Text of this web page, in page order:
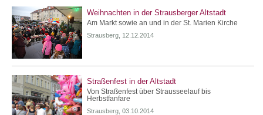
Weihnachten in der Strausberger Altstadt
Am Markt sowie an und in der St. Marien Kirche
Strausberg, 12.12.2014
Straßenfest in der Altstadt
Von Straßenfest über Strausseelauf bis
Herbstfanfare
Strausberg, 03.10.2014